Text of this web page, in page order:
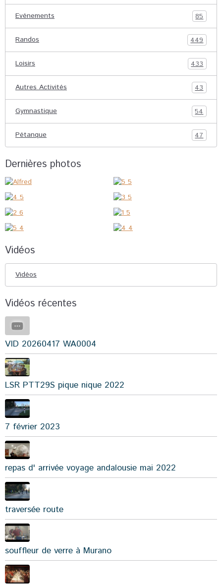
Evénements 85
Randos 449
Loisirs 433
Autres Activités 43
Gymnastique 54
Pétanque 47
Dernières photos
Vidéos
Vidéos
Vidéos récentes
VID 20260417 WA0004
LSR PTT29S pique nique 2022
7 février 2023
repas d' arrivée voyage andalousie mai 2022
traversée route
souffleur de verre à Murano